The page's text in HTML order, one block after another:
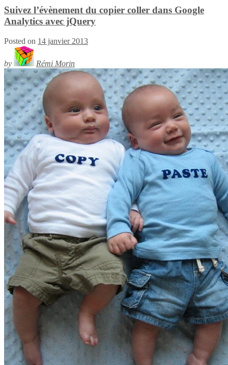
Suivez l’évènement du copier coller dans Google
Analytics avec jQuery
Posted on 14 janvier 2013
by Rémi Morin